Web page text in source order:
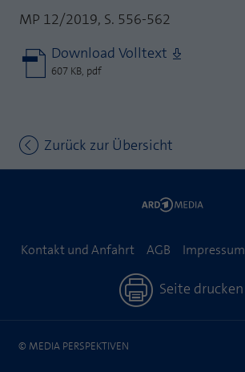
MP 12/2019, S. 556-562
Download Volltext
607 KB, pdf
Zurück zur Übersicht
Kontakt und Anfahrt AGB Impressum
Seite drucken
© MEDIA PERSPEKTIVEN